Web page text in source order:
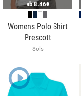
ab8.46€
Womens Polo Shirt
Prescott
Sols